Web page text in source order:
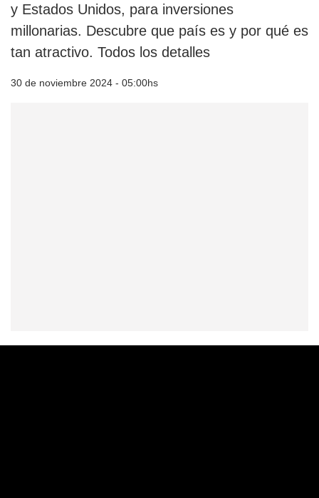
y Estados Unidos, para inversiones
millonarias. Descubre que país es y por qué es
tan atractivo. Todos los detalles
30 de noviembre 2024 - 05:00hs